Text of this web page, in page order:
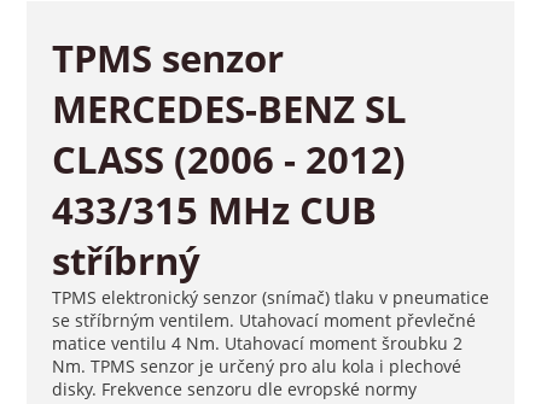
TPMS senzor
MERCEDES-BENZ SL
CLASS (2006 - 2012)
433/315 MHz CUB
stříbrný
TPMS elektronický senzor (snímač) tlaku v pneumatice
se stříbrným ventilem. Utahovací moment převlečné
matice ventilu 4 Nm. Utahovací moment šroubku 2
Nm. TPMS senzor je určený pro alu kola i plechové
disky. Frekvence senzoru dle evropské normy